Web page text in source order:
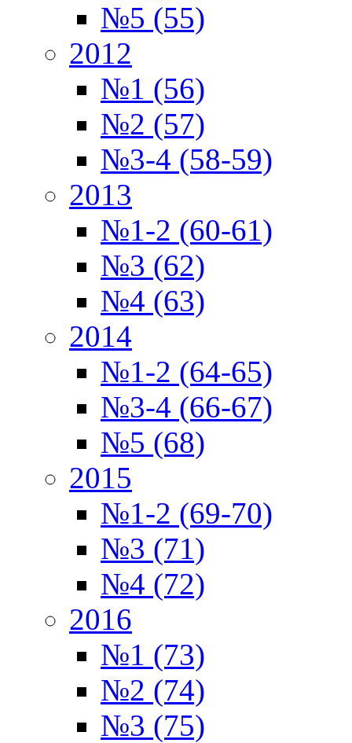
№5 (55)
2012
№1 (56)
№2 (57)
№3-4 (58-59)
2013
№1-2 (60-61)
№3 (62)
№4 (63)
2014
№1-2 (64-65)
№3-4 (66-67)
№5 (68)
2015
№1-2 (69-70)
№3 (71)
№4 (72)
2016
№1 (73)
№2 (74)
№3 (75)